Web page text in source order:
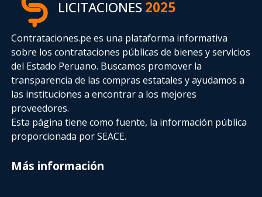
LICITACIONES2025
Contrataciones.pe es una plataforma informativa
sobre los contrataciones públicas de bienes y servicios
del Estado Peruano. Buscamos promover la
transparencia de las compras estatalesy ayudamos a
las instituciones a encontrar a los mejores
proveedores.
Esta página tiene como fuente, la información pública
proporcionada por SEACE.
Más información